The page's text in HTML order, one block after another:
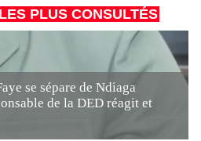
PLUS CONSULTÉS
se sépare de Ndiaga
de la DED réagit et